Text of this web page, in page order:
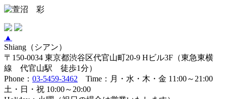
▲
Shiang（シアン）
〒150-0034 東京都渋谷区代官山町20-9 Hビル3F（東急東横
線 代官山駅 徒歩1分）
Phone： 03-5459-3462 Time：月・水・木・金 11:00～21:00
土・日・祝 10:00～20:00